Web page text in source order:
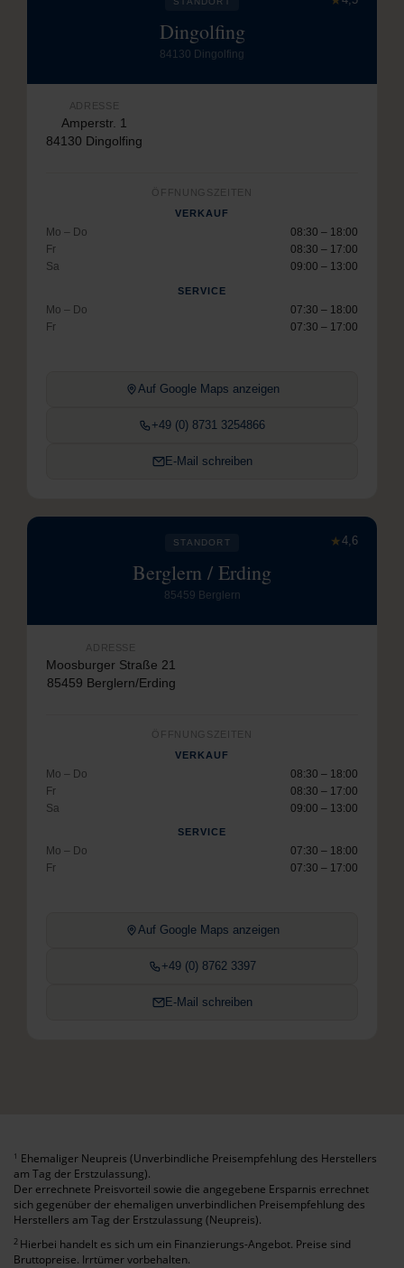
Dingolfing
84130 Dingolfing
ADRESSE
Amperstr. 1
84130 Dingolfing
ÖFFNUNGSZEITEN
VERKAUF
Mo – Do
08:30 – 18:00
Fr
08:30 – 17:00
Sa
09:00 – 13:00
SERVICE
Mo – Do
07:30 – 18:00
Fr
07:30 – 17:00
Auf Google Maps anzeigen
+49 (0) 8731 3254866
E-Mail schreiben
★4,6
STANDORT
Berglern / Erding
85459 Berglern
ADRESSE
Moosburger Straße 21
85459 Berglern/Erding
ÖFFNUNGSZEITEN
VERKAUF
Mo – Do
08:30 – 18:00
Fr
08:30 – 17:00
Sa
09:00 – 13:00
SERVICE
Mo – Do
07:30 – 18:00
Fr
07:30 – 17:00
Auf Google Maps anzeigen
+49 (0) 8762 3397
E-Mail schreiben
1 Ehemaliger Neupreis (Unverbindliche Preisempfehlung des Herstellers
am Tag der Erstzulassung).
Der errechnete Preisvorteil sowie die angegebene Ersparnis errechnet
sich gegenüber der ehemaligen unverbindlichen Preisempfehlung des
Herstellers am Tag der Erstzulassung (Neupreis).
2 Hierbei handelt es sich um ein Finanzierungs-Angebot. Preise sind
Bruttopreise. Irrtümer vorbehalten.